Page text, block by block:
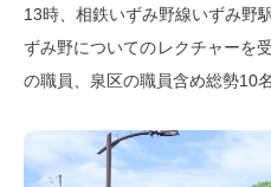
13時、相鉄いずみ野線いずみ野
ずみ野についてのレクチャーを
の職員、泉区の職員含め総勢10